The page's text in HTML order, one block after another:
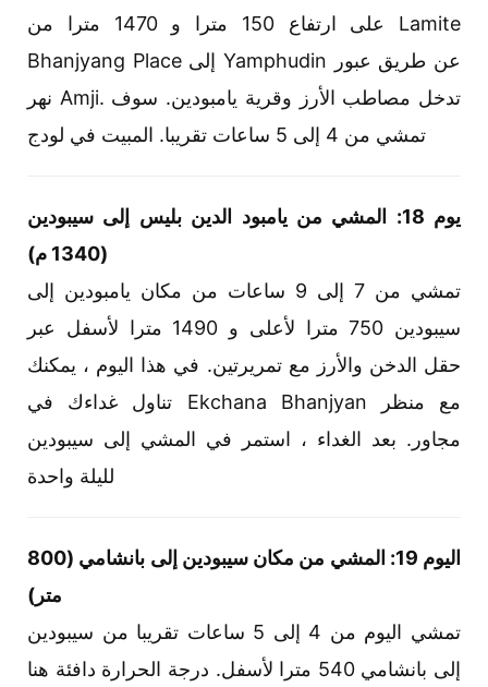
على ارتفاع 150 مترا و 1470 مترا من Lamite
Bhanjyang Place إلى Yamphudin عن طريق عبور
نهر Amji. تدخل مصاطب الأرز وقرية يامبودين. سوف
تمشي من 4 إلى 5 ساعات تقريبا. المبيت في لودج
يوم 18: المشي من يامبود الدين بليس إلى سيبودين
(1340 م)
تمشي من 7 إلى 9 ساعات من مكان يامبودين إلى
سيبودين 750 مترا لأعلى و 1490 مترا لأسفل عبر
حقل الدخن والأرز مع تمريرتين. في هذا اليوم ، يمكنك
تناول غداءك في Ekchana Bhanjyan مع منظر
مجاور. بعد الغداء ، استمر في المشي إلى سيبودين
لليلة واحدة
اليوم 19: المشي من مكان سيبودين إلى بانشامي (800
متر)
تمشي اليوم من 4 إلى 5 ساعات تقريبا من سيبودين
إلى بانشامي 540 مترا لأسفل. درجة الحرارة دافئة هنا